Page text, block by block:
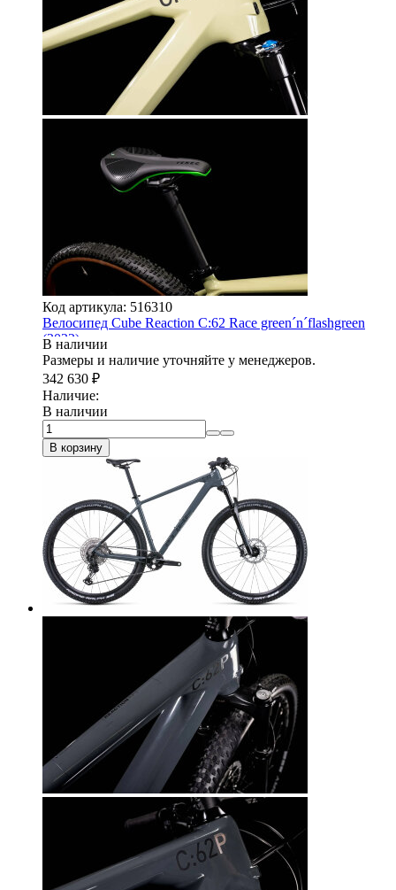
Код артикула: 516310
Велосипед Cube Reaction C:62 Race green´n´flashgreen
(2022)
В наличии
Размеры и наличие уточняйте у менеджеров.
342 630 ₽
Наличие:
В наличии
В корзину